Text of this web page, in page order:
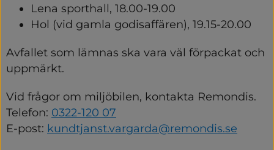
Lena sporthall, 18.00-19.00
Hol (vid gamla godisaffären), 19.15-20.00
Avfallet som lämnas ska vara väl förpackat och
uppmärkt.
Vid frågor om miljöbilen, kontakta Remondis.
Telefon: 0322-120 07
E-post: kundtjanst.vargarda@remondis.se